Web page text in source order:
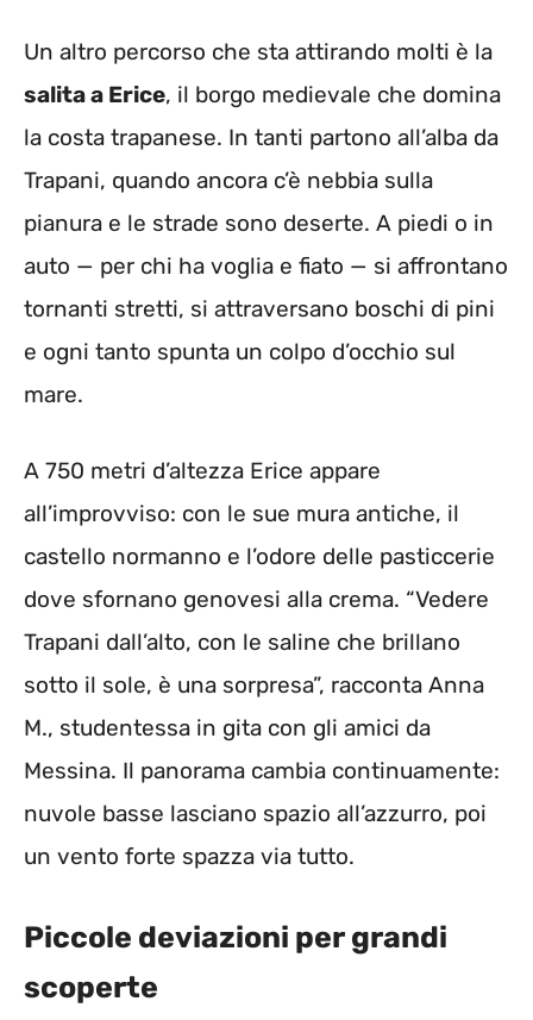
Un altro percorso che sta attirando molti è la
salita a Erice, il borgo medievale che domina
la costa trapanese. In tanti partono all’alba da
Trapani, quando ancora c’è nebbia sulla
pianura e le strade sono deserte. A piedi o in
auto — per chi ha voglia e fiato — si affrontano
tornanti stretti, si attraversano boschi di pini
e ogni tanto spunta un colpo d’occhio sul
mare.
A 750 metri d’altezza Erice appare
all’improvviso: con le sue mura antiche, il
castello normanno e l’odore delle pasticcerie
dove sfornano genovesi alla crema. “Vedere
Trapani dall’alto, con le saline che brillano
sotto il sole, è una sorpresa”, racconta Anna
M., studentessa in gita con gli amici da
Messina. Il panorama cambia continuamente:
nuvole basse lasciano spazio all’azzurro, poi
un vento forte spazza via tutto.
Piccole deviazioni per grandi
scoperte